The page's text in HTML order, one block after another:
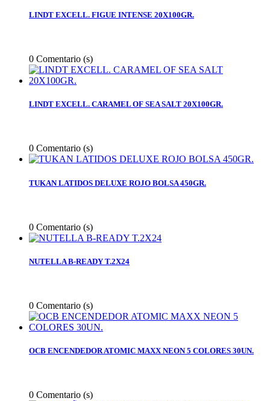
LINDT EXCELL. FIGUE INTENSE 20X100GR.
0 Comentario (s)
LINDT EXCELL. CARAMEL OF SEA SALT 20X100GR.
0 Comentario (s)
TUKAN LATIDOS DELUXE ROJO BOLSA 450GR.
0 Comentario (s)
NUTELLA B-READY T.2X24
0 Comentario (s)
OCB ENCENDEDOR ATOMIC MAXX NEON 5 COLORES 30UN.
0 Comentario (s)